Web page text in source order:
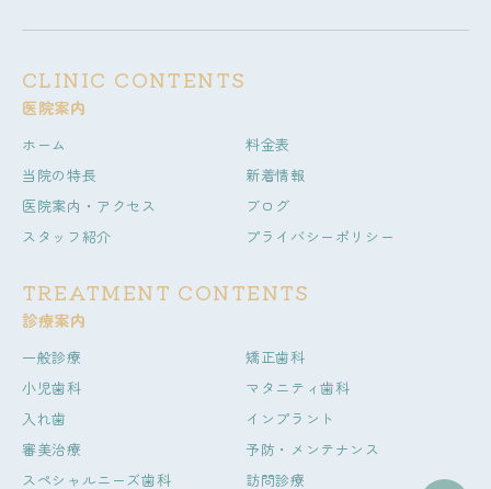
CLINIC CONTENTS
医院案内
ホーム
料金表
当院の特長
新着情報
医院案内・アクセス
ブログ
スタッフ紹介
プライバシーポリシー
TREATMENT CONTENTS
診療案内
一般診療
矯正歯科
小児歯科
マタニティ歯科
入れ歯
インプラント
審美治療
予防・メンテナンス
スペシャルニーズ歯科
訪問診療